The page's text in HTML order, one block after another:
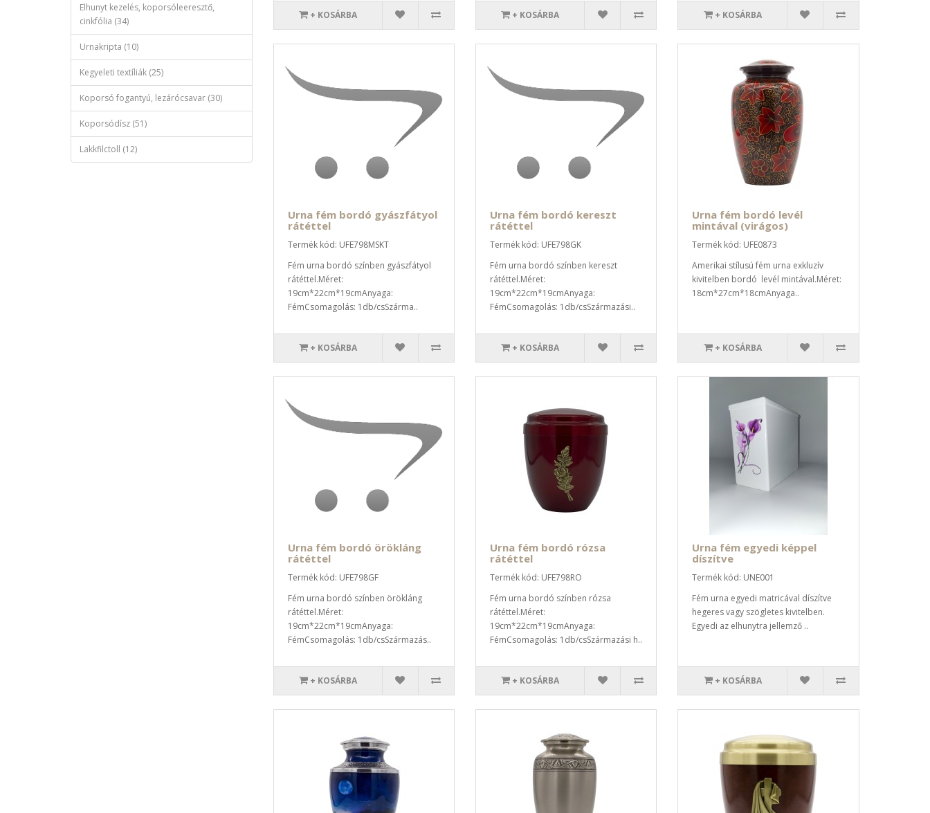
Elhunyt kezelés, koporsóleeresztő,
cinkfólia (34)
Urnakripta (10)
Kegyeleti textíliák (25)
Koporsó fogantyú, lezárócsavar (30)
Koporsódísz (51)
Lakkfilctoll (12)
+ KOSÁRBA + KOSÁRBA + KOSÁRBA
Urna fém bordó gyászfátyol
rátéttel
Termék kód: UFE798MSKT
Fém urna bordó színben gyászfátyol
rátéttel.Méret:
19cm*22cm*19cmAnyaga:
FémCsomagolás: 1db/csSzárma..
+ KOSÁRBA
Urna fém bordó kereszt
rátéttel
Termék kód: UFE798GK
Fém urna bordó színben kereszt
rátéttel.Méret:
19cm*22cm*19cmAnyaga:
FémCsomagolás: 1db/csSzármazási..
+ KOSÁRBA
Urna fém bordó levél
mintával (virágos)
Termék kód: UFE0873
Amerikai stílusú fém urna exkluzív
kivitelben bordó levél mintával.Méret:
18cm*27cm*18cmAnyaga..
+ KOSÁRBA
Urna fém bordó örökláng
rátéttel
Termék kód: UFE798GF
Fém urna bordó színben örökláng
rátéttel.Méret:
19cm*22cm*19cmAnyaga:
FémCsomagolás: 1db/csSzármazás..
+ KOSÁRBA
Urna fém bordó rózsa
rátéttel
Termék kód: UFE798RO
Fém urna bordó színben rózsa
rátéttel.Méret:
19cm*22cm*19cmAnyaga:
FémCsomagolás: 1db/csSzármazási h..
+ KOSÁRBA
Urna fém egyedi képpel
díszítve
Termék kód: UNE001
Fém urna egyedi matricával díszítve
hegeres vagy szögletes kivitelben.
Egyedi az elhunytra jellemző ..
+ KOSÁRBA